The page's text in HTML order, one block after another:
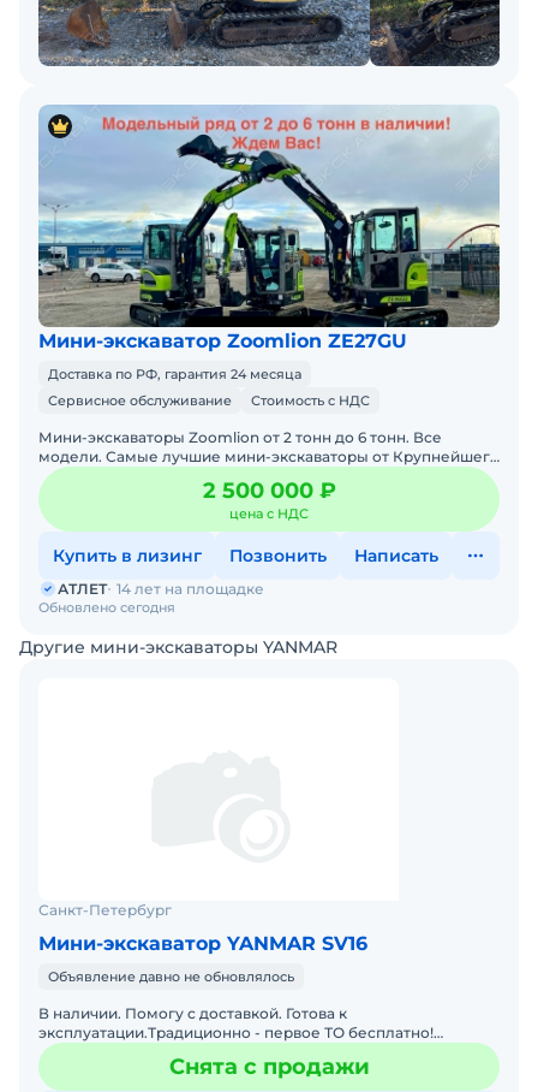
Мини-экскаватор Zoomlion ZE27GU
Доставка по РФ, гарантия 24 месяца
Сервисное обслуживание
Стоимость с НДС
Мини-экскаваторы Zoomlion от 2 тонн до 6 тонн. Все
модели. Самые лучшие мини-экскаваторы от Крупнейшего
производителя ZOOMLION из Китая, в наличии со складов в
2 500 000 ₽
цена с НДС
Купить в лизинг Позвонить Написать
Обновлено сегодня
АТЛЕТ 14 лет на площадке
Другие мини-экскаваторы YANMAR
Санкт-Петербург
Мини-экскаватор YANMAR SV16
Объявление давно не обновлялось
В наличии. Помогу с доставкой. Готова к
эксплуатации.Традиционно - первое ТО бесплатно!
Основные преимущества: не ломается очень устойчивый
производительнееСнята с продажи